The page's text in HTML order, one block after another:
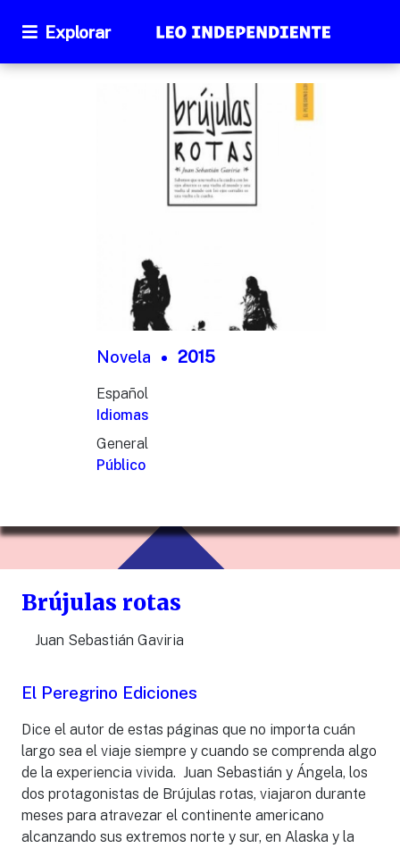
Explorar
Novela 2015
Español
Idiomas
General
Público
Brújulas rotas
Juan Sebastián Gaviria
El Peregrino Ediciones
Dice el autor de estas páginas que no importa cuán
largo sea el viaje siempre y cuando se comprenda algo
de la experiencia vivida. Juan Sebastián y Ángela, los
dos protagonistas de Brújulas rotas, viajaron durante
meses para atravezar el continente americano
alcanzando sus extremos norte y sur, en Alaska y la